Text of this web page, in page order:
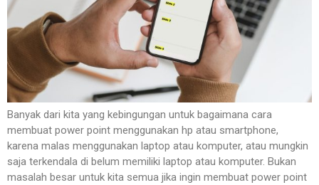
Banyak dari kita yang kebingungan untuk bagaimana cara
membuat power point menggunakan hp atau smartphone,
karena malas menggunakan laptop atau komputer, atau mungkin
saja terkendala di belum memiliki laptop atau komputer. Bukan
masalah besar untuk kita semua jika ingin membuat power point